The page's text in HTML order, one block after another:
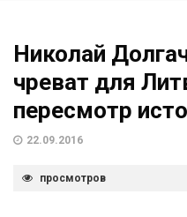
Николай
чреват для
пересмотр
22.09.2016
просмотров